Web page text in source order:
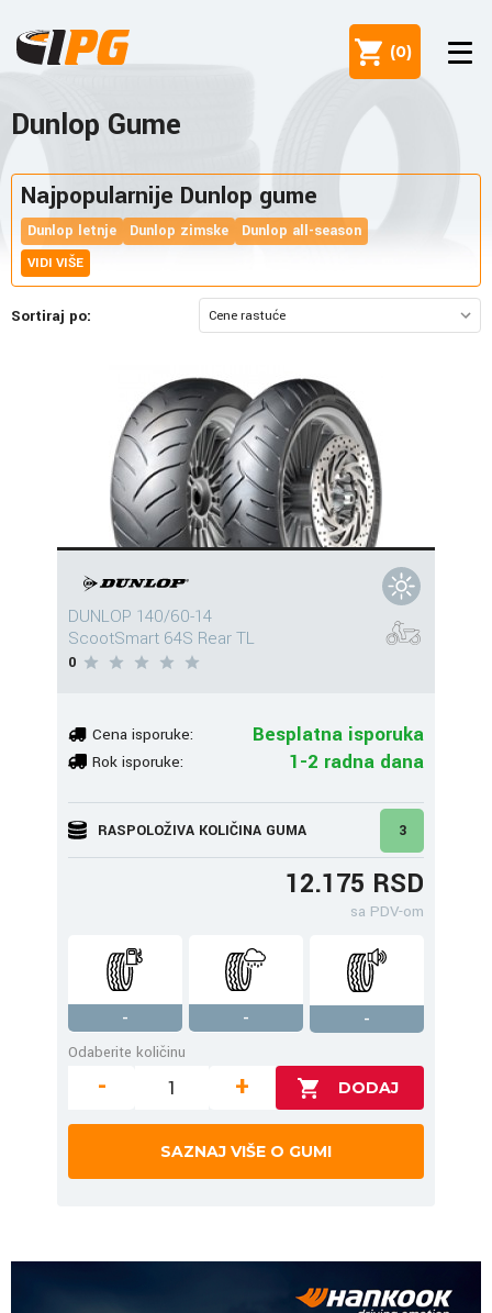
(0)
Dunlop Gume
Najpopularnije Dunlop gume
Dunlop letnje Dunlop zimske Dunlop all-season
VIDI VIŠE
Sortiraj po:
DUNLOP 140/60-14
ScootSmart 64S Rear TL
0
Cena isporuke: Besplatna isporuka
Rok isporuke: 1-2 radna dana
RASPOLOŽIVA KOLIČINA GUMA 3
12.175 RSD
sa PDV-om
- -
-
Odaberite količinu
- +
SAZNAJ VIŠE O GUMI